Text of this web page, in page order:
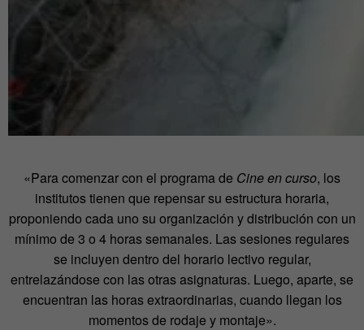
«Para comenzar con el programa de Cine en curso, los
institutos tienen que repensar su estructura horaria,
proponiendo cada uno su organización y distribución con un
mínimo de 3 o 4 horas semanales. Las sesiones regulares
se incluyen dentro del horario lectivo regular,
entrelazándose con las otras asignaturas. Luego, aparte, se
encuentran las horas extraordinarias, cuando llegan los
momentos de rodaje y montaje».